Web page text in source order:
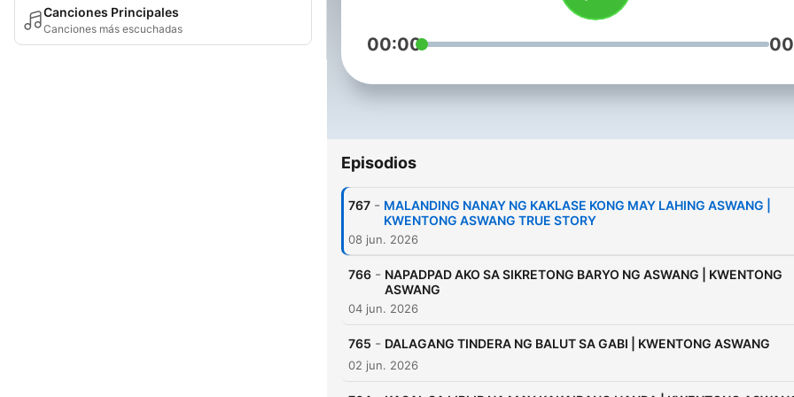
Canciones Principales
Canciones más escuchadas
00:00
Episodios
767 - MALANDING NANAY NG KAKLASE KONG MAY LAHING ASWANG |
KWENTONG ASWANG TRUE STORY
08 jun. 2026
766 - NAPADPAD AKO SA SIKRETONG BARYO NG ASWANG | KWENTONG
ASWANG
04 jun. 2026
765 - DALAGANG TINDERA NG BALUT SA GABI | KWENTONG ASWANG
02 jun. 2026